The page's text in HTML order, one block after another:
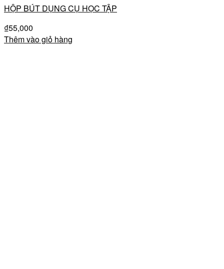
HỘP BÚT DỤNG CỤ HỌC TẬP
₫55,000
Thêm vào giỏ hàng